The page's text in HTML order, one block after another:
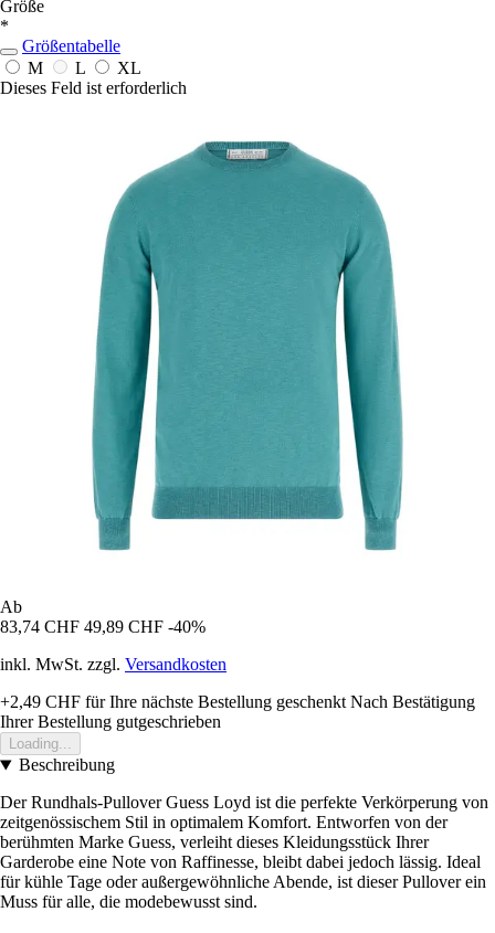
Größe
*
Größentabelle
M
L
XL
Dieses Feld ist erforderlich
Ab
83,74 CHF 49,89 CHF -40%
inkl. MwSt. zzgl. Versandkosten
+2,49 CHF für Ihre nächste Bestellung geschenkt Nach Bestätigung
Ihrer Bestellung gutgeschrieben
Loading...
Beschreibung
Der Rundhals-Pullover Guess Loyd ist die perfekte Verkörperung von
zeitgenössischem Stil in optimalem Komfort. Entworfen von der
berühmten Marke Guess, verleiht dieses Kleidungsstück Ihrer
Garderobe eine Note von Raffinesse, bleibt dabei jedoch lässig. Ideal
für kühle Tage oder außergewöhnliche Abende, ist dieser Pullover ein
Muss für alle, die modebewusst sind.